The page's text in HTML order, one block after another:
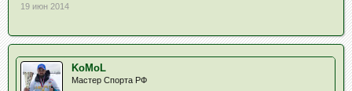
19 июн 2014
KoMoL
Мастер Спорта РФ